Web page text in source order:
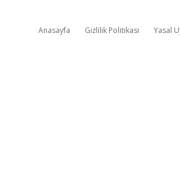
Anasayfa Gizlilik Politikası Yasal